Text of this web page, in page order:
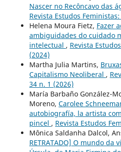
Nascer no Recôncavo das
Revista Estudos
Helena Moura Fietz, Fazer
ambiguidades do cuidado
intelectual , Revista
(2024)
Martha Julia Martins,
Capitalismo Neoliberal ,
34 n. 1 (2026)
María Barbaño González-
Moreno, Carolee
autobiografía, la artista
pincel , Revista Estudos
Mônica Saldanha Dalcol,
RETRATADO] O mundo da